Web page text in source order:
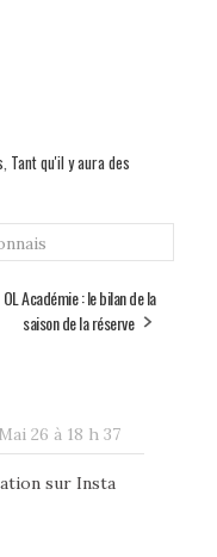
Tant qu'il y aura des
OL Académie : le bilan de la
saison de la réserve
26 à 18 h 37
sur Insta